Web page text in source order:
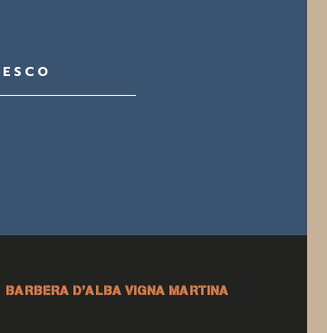
BARBERA D’ALBA VIGNA MARTINA